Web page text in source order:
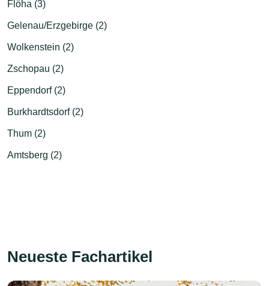
Flöha (3)
Gelenau/Erzgebirge (2)
Wolkenstein (2)
Zschopau (2)
Eppendorf (2)
Burkhardtsdorf (2)
Thum (2)
Amtsberg (2)
Neueste Fachartikel